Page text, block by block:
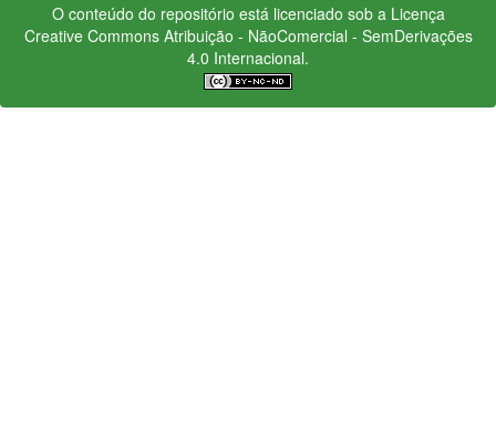
O conteúdo do repositório está licenciado sob a Licença
Creative CommonsAtribuição - NãoComercial - SemDerivações
4.0 Internacional.